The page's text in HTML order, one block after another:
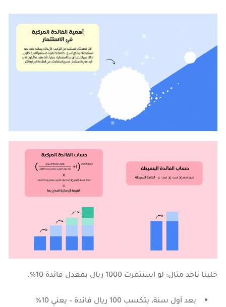
خلينا ناخد مثال: لو استثمرت 1000 ريال بمعدل فائدة 10%.
بعد أول سنة، بتكسب 100 ريال فائدة – يعني 10%